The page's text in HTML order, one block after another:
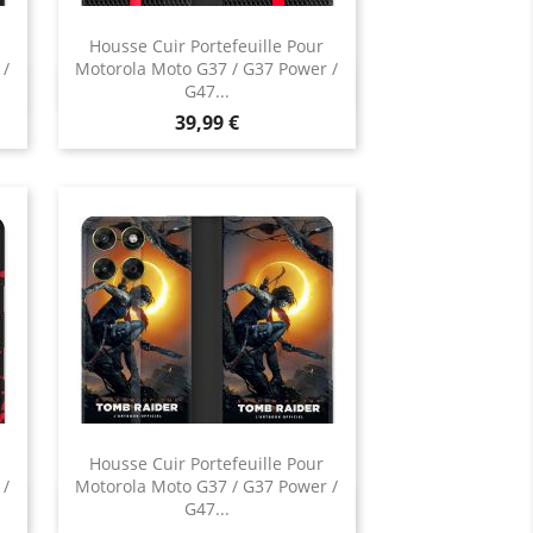
sont souvent les
sont
très
aide à
peut
se cogner dans
du quotidien
Moto G37
/
Housse Cuir Portefeuille Pour
Motorola Moto G37 / G37 Power /
G47...
Prix
39,99 €
Aperçu rapide
/
Housse Cuir Portefeuille Pour
Motorola Moto G37 / G37 Power /
G47...
Aperçu rapide